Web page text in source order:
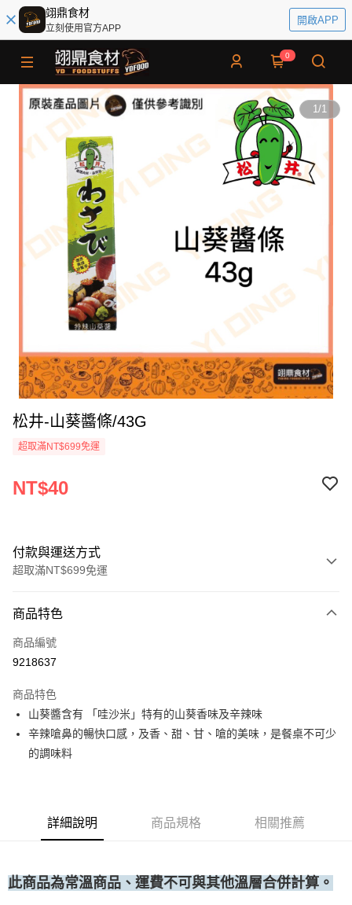
翊鼎食材
立刻使用官方APP
開啟APP
0
1/1
松井-山葵醬條/43G
超取滿NT$699免運
NT$40
付款與運送方式
超取滿NT$699免運
信用卡一次付款
Apple Pay
運送方式
• 付款後全家取貨
每筆NT$60，滿NT$699(含以上)免運費
(請點開選項勾選)
每筆NT$250
商品特色
商品編號
9218637
商品特色
山葵醬含有 「哇沙米」特有的山葵香味及辛辣味
辛辣嗆鼻的暢快口感，及香、甜、甘、嗆的美味，是餐桌不可少
的調味料
詳細說明 商品規格 相關推薦
此商品為常溫商品、運費不可與其他溫層合併計算。